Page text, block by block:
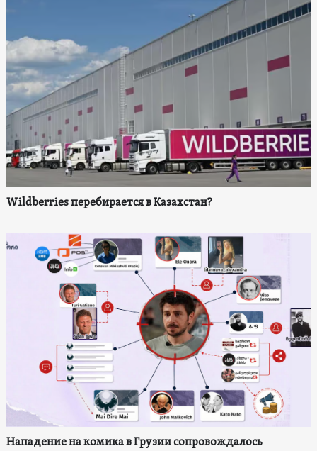
Wildberries перебирается в Казахстан?
Нападение на комика в Грузии сопровождалось